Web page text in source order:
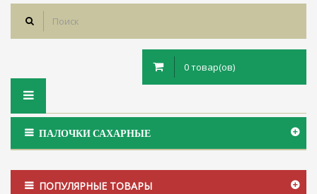
0 товар(ов)
Toggle
ПАЛОЧКИ САХАРНЫЕ
ПОПУЛЯРНЫЕ ТОВАРЫ